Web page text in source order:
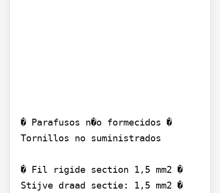
� Parafusos n�o formecidos �
Tornillos no suministrados
� Fil rigide section 1,5 mm2 �
Stijve draad sectie: 1,5 mm2 �